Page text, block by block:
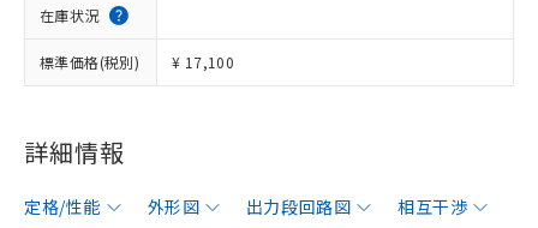
在庫状況
標準価格(税別) ¥ 17,100
詳細情報
定格/性能 外形図 出力段回路図
相互干渉